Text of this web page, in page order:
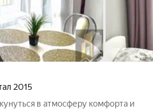
2015
в атмосферу комфорта и